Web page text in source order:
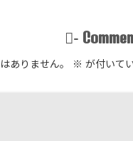
-
ありません。 ※ が付いて